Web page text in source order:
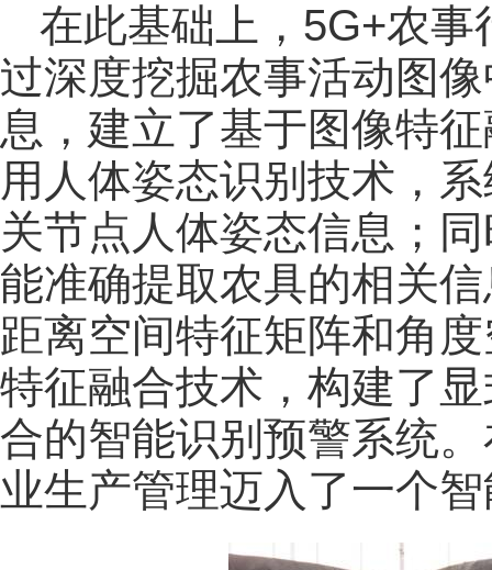
在此基础上，5G+农
过深度挖掘农事活动图
息，建立了基于图像特
用人体姿态识别技术，
关节点人体姿态信息；
能准确提取农具的相关
距离空间特征矩阵和角
特征融合技术，构建了
合的智能识别预警系统
业生产管理迈入了一个